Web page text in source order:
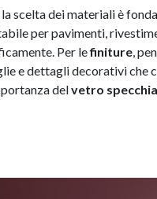
scelta dei materiali è
per pavimenti,
Per lefiniture,
e dettagli decorativi che
delvetro